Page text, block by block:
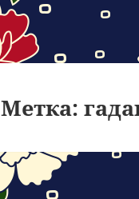
Метка: